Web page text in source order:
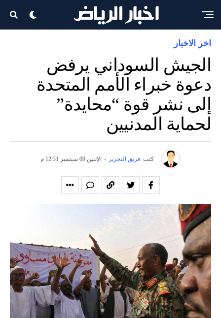
اخر الاخبار
الجيش السوداني يرفض
دعوة خبراء الأمم المتحدة
إلى نشر قوة “محايدة”
لحماية المدنيين
كتب فريق التحرير - الإثنين 09 سبتمبر 12:31 م